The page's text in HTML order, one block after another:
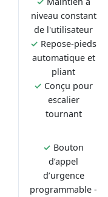
niveau constant
de l'utilisateur
✓ Repose-pieds
automatique et
pliant
✓ Conçu pour
escalier
tournant
✓ Bouton
d’appel
d’urgence
programmable -